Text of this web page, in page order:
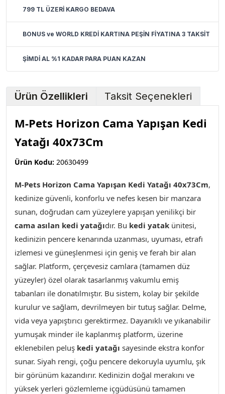
799 TL ÜZERİ KARGO BEDAVA
BONUS ve WORLD KREDİ KARTINA PEŞİN FİYATINA 3 TAKSİT
ŞİMDİ AL %1 KADAR PARA PUAN KAZAN
Ürün Özellikleri Taksit Seçenekleri
M-Pets Horizon Cama Yapışan Kedi
Yatağı 40x73Cm
Ürün Kodu: 20630499
M-Pets Horizon Cama Yapışan Kedi Yatağı 40x73Cm,
kedinize güvenli, konforlu ve nefes kesen bir manzara
sunan, doğrudan cam yüzeylere yapışan yenilikçi bir
cama asılan kedi yatağıdır. Bu kedi yatak ünitesi,
kedinizin pencere kenarında uzanması, uyuması, etrafı
izlemesi ve güneşlenmesi için geniş ve ferah bir alan
sağlar. Platform, çerçevesiz camlara (tamamen düz
yüzeyler) özel olarak tasarlanmış vakumlu emiş
tabanları ile donatılmıştır. Bu sistem, kolay bir şekilde
kurulur ve sağlam, devrilmeyen bir tutuş sağlar. Delme,
vida veya yapıştırıcı gerektirmez. Dayanıklı ve yıkanabilir
yumuşak minder ile kaplanmış platform, üzerine
eklenebilen peluş kedi yatağı sayesinde ekstra konfor
sunar. Siyah rengi, çoğu pencere dekoruyla uyumlu, şık
bir görünüm kazandırır. Kedinizin doğal merakını ve
yüksek yerleri gözlemleme içgüdüsünü tamamen